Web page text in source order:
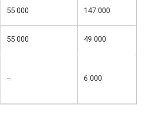
55 000 147 000
55 000 49 000
– 6 000